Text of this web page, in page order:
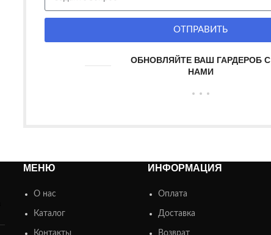
ОТПРАВИТЬ
ОБНОВЛЯЙТЕ ВАШ ГАРДЕРОБ С
НАМИ
МЕНЮ
О нас
Каталог
Контакты
ИНФОРМАЦИЯ
Оплата
Доставка
Возврат